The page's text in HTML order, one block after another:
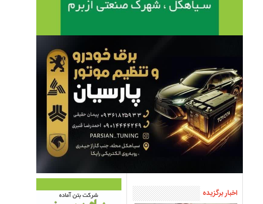
اخبار برگزیده